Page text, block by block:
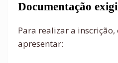
Documentação
Para realizar a inscrição,
apresentar: